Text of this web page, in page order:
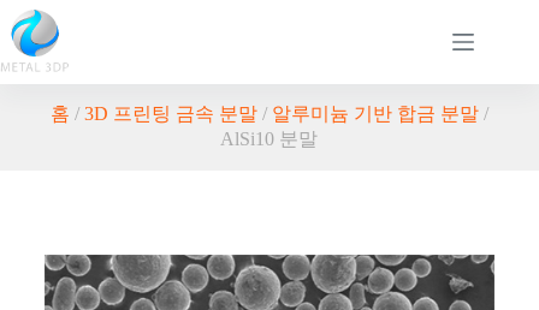
홈 / 3D 프린팅 금속 분말/ 알루미늄 기반 합금 분말/
AlSi10 분말